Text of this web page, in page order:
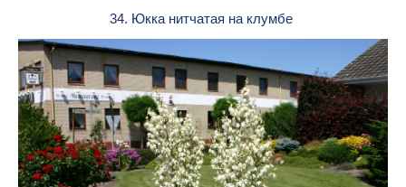
34. Юкка нитчатая на клумбе